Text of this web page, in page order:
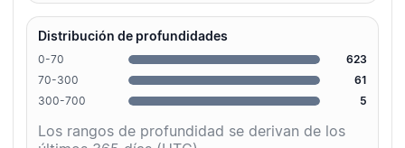
Distribución de profundidades
0-70
623
70-300
61
300-700
5
Los rangos de profundidad se derivan de los